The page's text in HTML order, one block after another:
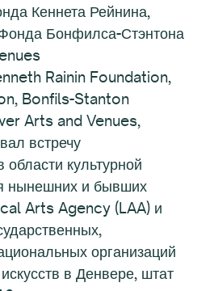
Кеннета Рейнина,
Бонфилса-Стэнтона
Rainin Foundation,
Bonfils-Stanton
Arts and Venues,
встречу
культурной
нынешних и бывших
Arts Agency (LAA) и
организаций
в Денвере, штат